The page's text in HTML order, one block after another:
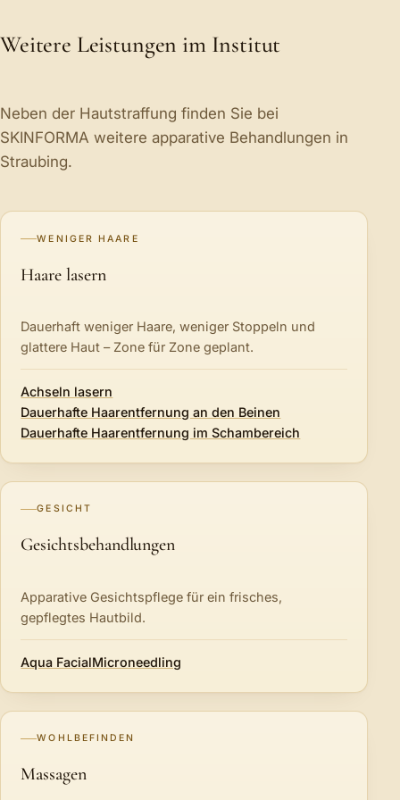
Weitere Leistungen im Institut
Neben der Hautstraffung finden Sie bei
SKINFORMA weitere apparative Behandlungen in
Straubing.
WENIGER HAARE
Haare lasern
Dauerhaft weniger Haare, weniger Stoppeln und
glattere Haut – Zone für Zone geplant.
Achseln lasern
Dauerhafte Haarentfernung an den Beinen
Dauerhafte Haarentfernung im Schambereich
GESICHT
Gesichtsbehandlungen
Apparative Gesichtspflege für ein frisches,
gepflegtes Hautbild.
Aqua FacialMicroneedling
WOHLBEFINDEN
Massagen